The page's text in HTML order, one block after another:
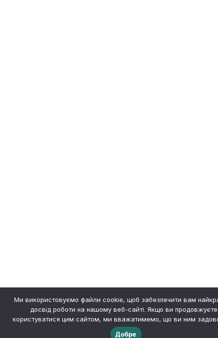
Ми використовуємо файли cookie, щоб забезпечити вам
досвід роботи на нашому веб-сайті. Якщо ви продовжуєте
користуватися цим сайтом, ми вважатимемо, що ви ним
Добре